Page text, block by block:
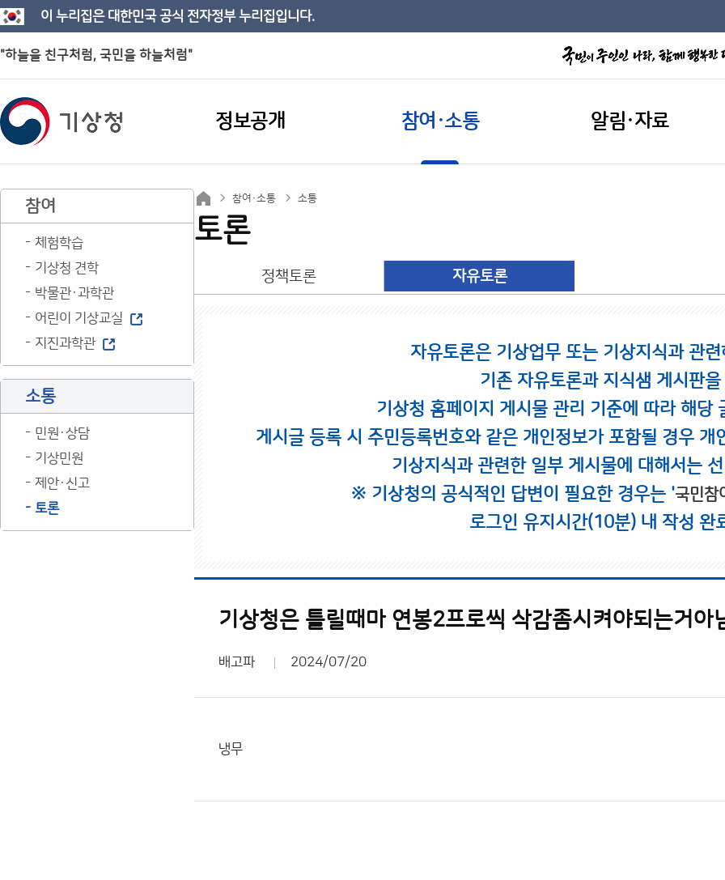
이 누리집은 대한민국 공식 전자정부 누리집입니다.
"하늘을 친구처럼, 국민을 하늘처럼"
정보공개 참여·소통 알림·자료
참여
체험학습
기상청 견학
박물관·과학관
어린이 기상교실
지진과학관
소통
민원·상담
기상민원
제안·신고
토론
참여·소통 소통
토론
정책토론 자유토론
자유토론은 기상업무 또는 기상지식과 관
기존 자유토론과 지식샘 게시판
기상청 홈페이지 게시물 관리 기준에 따라 해당
게시글 등록 시 주민등록번호와 같은 개인정보가 포함될 경우
기상지식과 관련한 일부 게시물에 대해서는
※ 기상청의 공식적인 답변이 필요한 경우는 '국민참
로그인 유지시간(10분) 내 작성 완
기상청은 틀릴때마 연봉2프로씩 삭감좀시켜야되는거아
배고파 2024/07/20
냉무